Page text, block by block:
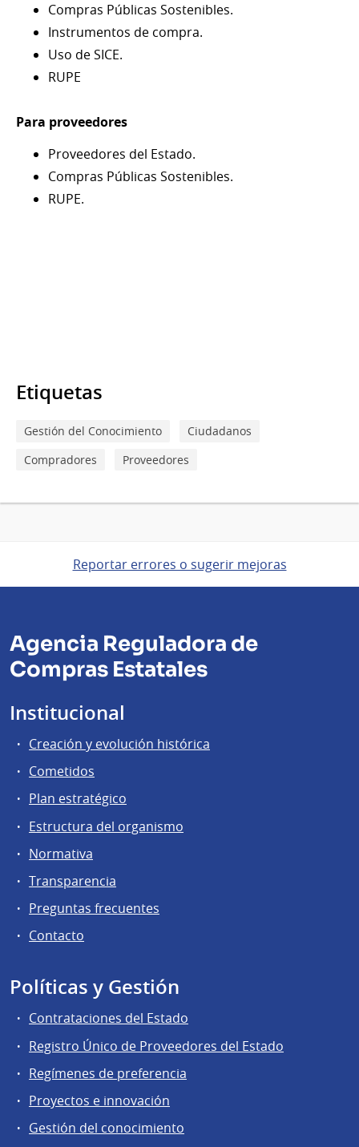
Compras Públicas Sostenibles.
Instrumentos de compra.
Uso de SICE.
RUPE
Para proveedores
Proveedores del Estado.
Compras Públicas Sostenibles.
RUPE.
Etiquetas
Gestión del Conocimiento
Ciudadanos
Compradores
Proveedores
Reportar errores o sugerir mejoras
Agencia Reguladora de
Compras Estatales
Institucional
Creación y evolución histórica
Cometidos
Plan estratégico
Estructura del organismo
Normativa
Transparencia
Preguntas frecuentes
Contacto
Políticas y Gestión
Contrataciones del Estado
Registro Único de Proveedores del Estado
Regímenes de preferencia
Proyectos e innovación
Gestión del conocimiento